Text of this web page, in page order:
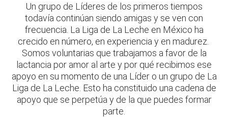
Un grupo de Líderes de los primeros tiempos
todavía continúan siendo amigas y se ven con
frecuencia. La Liga de La Leche en México ha
crecido en número, en experiencia y en madurez.
Somos voluntarias que trabajamos a favor de la
lactancia por amor al arte y por qué recibimos ese
apoyo en su momento de una Líder o un grupo de La
Liga de La Leche. Esto ha constituido una cadena de
apoyo que se perpetúa y de la que puedes formar
parte.